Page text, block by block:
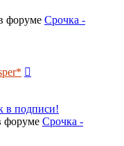
форуме Срочка -
в подписи!
форуме Срочка -